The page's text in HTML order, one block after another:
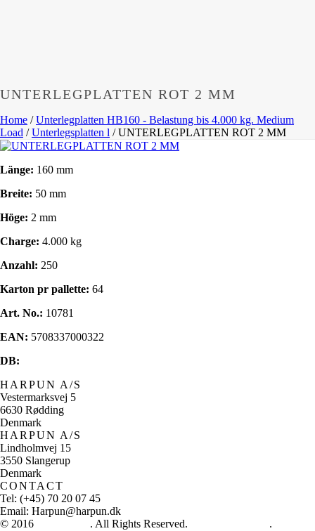
UNTERLEGPLATTEN ROT 2 MM
Home /Unterlegplatten HB160 - Belastung bis 4.000 kg. Medium
Load /Unterlegsplatten l /UNTERLEGPLATTEN ROT 2 MM
Länge: 160 mm
Breite: 50 mm
Höge: 2 mm
Charge: 4.000 kg
Anzahl: 250
Karton pr pallette: 64
Art. No.: 10781
EAN: 5708337000322
DB:
HARPUN A/S
Vestermarksvej 5
6630 Rødding
Denmark
HARPUN A/S
Lindholmvej 15
3550 Slangerup
Denmark
CONTACT
Tel: (+45) 70 20 07 45
Email: Harpun@harpun.dk
© 2016
. All Rights Reserved. .